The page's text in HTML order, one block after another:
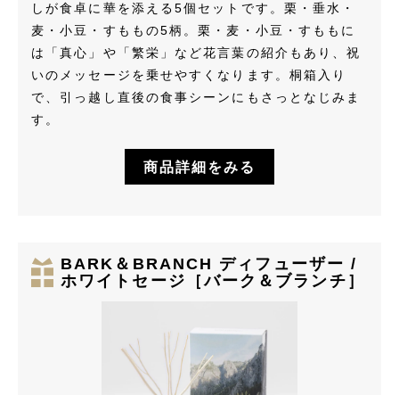
しが食卓に華を添える5個セットです。栗・垂水・
麦・小豆・すももの5柄。栗・麦・小豆・すももに
は「真心」や「繁栄」など花言葉の紹介もあり、祝
いのメッセージを乗せやすくなります。桐箱入り
で、引っ越し直後の食事シーンにもさっとなじみま
す。
商品詳細をみる
BARK＆BRANCH ディフューザー /
ホワイトセージ［バーク＆ブランチ］